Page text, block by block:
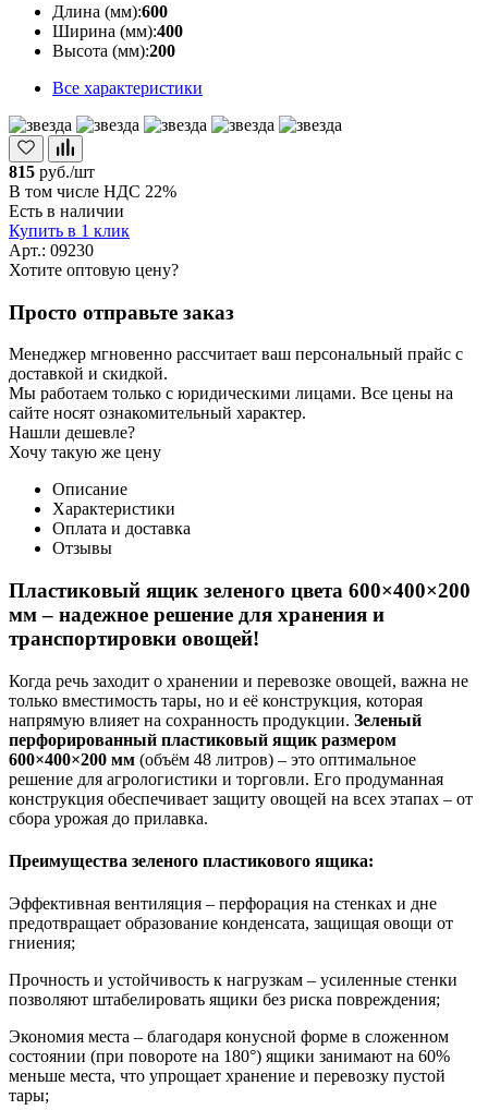
Длина (мм):600
Ширина (мм):400
Высота (мм):200
Все характеристики
815 руб./шт
В том числе НДС 22%
Есть в наличии
Купить в 1 клик
Арт.: 09230
Хотите оптовую цену?
Просто отправьте заказ
Менеджер мгновенно рассчитает ваш персональный прайс с
доставкой и скидкой.
Мы работаем только с юридическими лицами. Все цены на
сайте носят ознакомительный характер.
Нашли дешевле?
Хочу такую же цену
Описание
Характеристики
Оплата и доставка
Отзывы
Пластиковый ящик зеленого цвета 600×400×200
мм– надежное решение для хранения и
транспортировки овощей!
Когда речь заходит о хранении и перевозке овощей, важна не
только вместимость тары, но и её конструкция, которая
напрямую влияет на сохранность продукции. Зеленый
перфорированный пластиковый ящик размером
600×400×200 мм (объём 48 литров) – это оптимальное
решение для агрологистики и торговли. Его продуманная
конструкция обеспечивает защиту овощей на всех этапах – от
сбора урожая до прилавка.
Преимущества зеленого пластикового ящика:
Эффективная вентиляция – перфорация на стенках и дне
предотвращает образование конденсата, защищая овощи от
гниения;
Прочность и устойчивость к нагрузкам – усиленные стенки
позволяют штабелировать ящики без риска повреждения;
Экономия места – благодаря конусной форме в сложенном
состоянии (при повороте на 180°) ящики занимают на 60%
меньше места, что упрощает хранение и перевозку пустой
тары;